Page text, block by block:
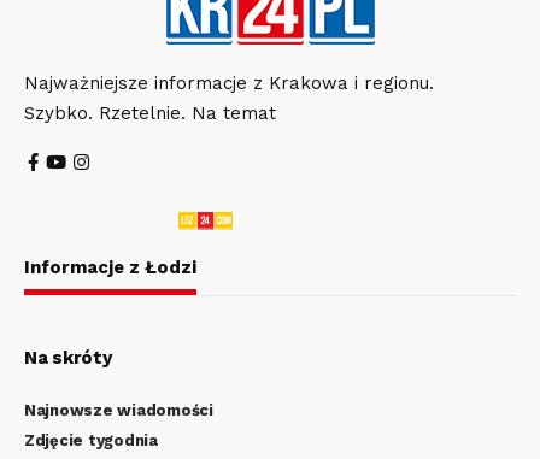
Najważniejsze informacje z Krakowa i regionu.
Szybko. Rzetelnie. Na temat
Informacje z Łodzi
Na skróty
Najnowsze wiadomości
Zdjęcie tygodnia